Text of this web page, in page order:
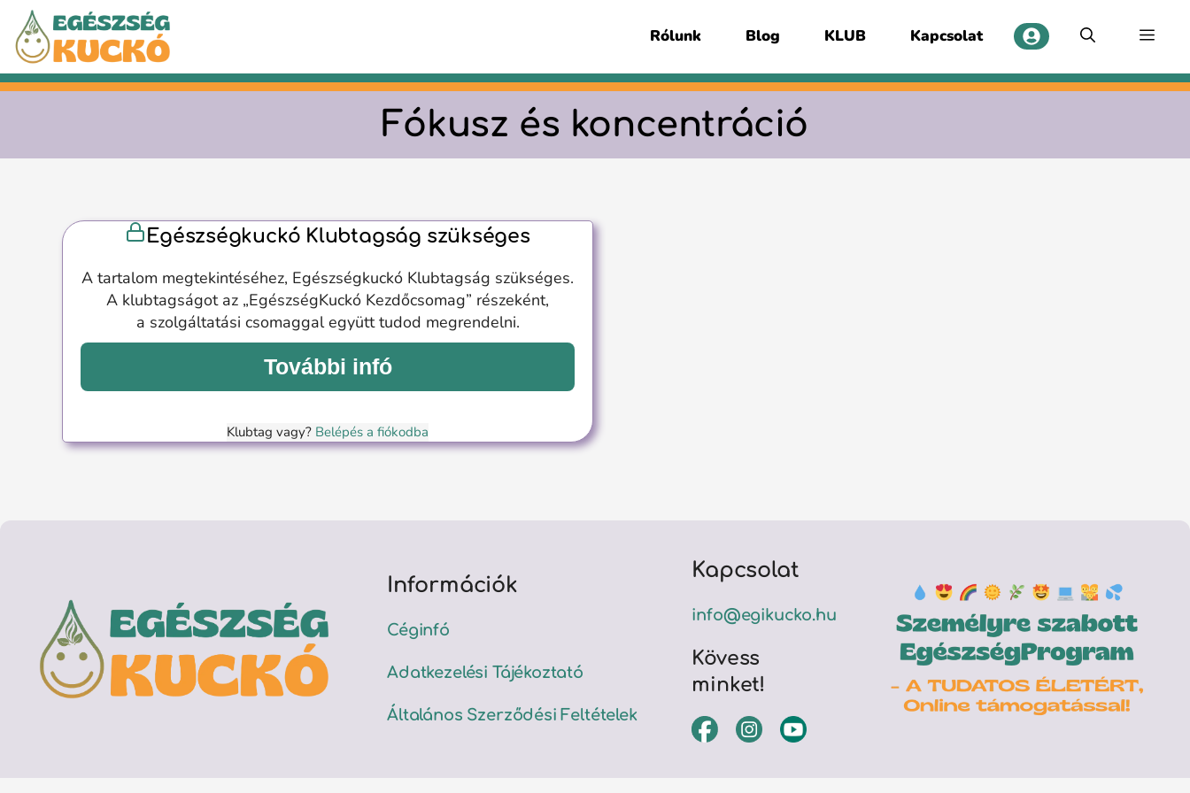
Kilépés
tartalomba
Rólunk Blog KLUB Kapcsolat
Fókusz és koncentráció
Egészségkuckó Klubtagság szükséges
A tartalom megtekintéséhez, Egészségkuckó Klubtagság szükséges.
A klubtagságot az „EgészségKuckó Kezdőcsomag” részeként,
a szolgáltatási csomaggal együtt tudod megrendelni.
További infó
Klubtag vagy? Belépés a fiókodba
Információk
Céginfó
Adatkezelési Tájékoztató
Általános Szerződési Feltételek
Kapcsolat
info@egikucko.hu
Kövess
minket!